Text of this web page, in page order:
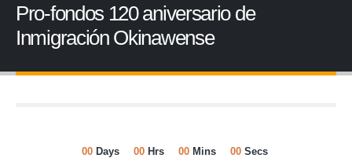
Pro-fondos 120 aniversario de
Inmigración Okinawense
00 Days 00 Hrs 00 Mins 00 Secs